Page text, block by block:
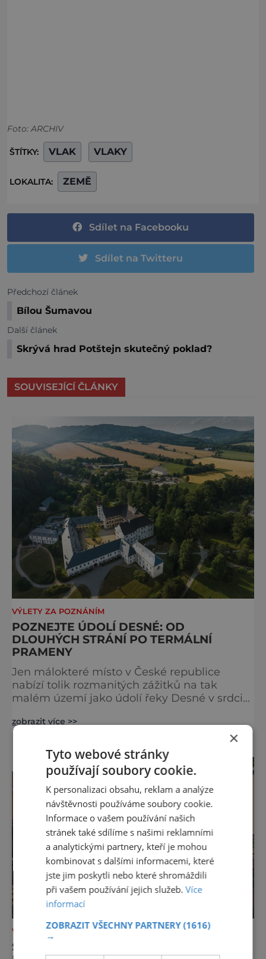
Foto: ARCHIV
ŠTÍTKY: VLAK VLAKY
LOKALITA: ZEMĚ
Sdílet na Facebooku
Sdílet na Twitteru
Předchozí článek
Bílou Šumavou
Další článek
Skrývá hrad Potštejn skutečný poklad?
SOUVISEJÍCÍ ČLÁNKY
VÝLETY ZA POZNÁNÍM
POZNEJTE ÚDOLÍ DESNÉ: OD
DLOUHÝCH STRÁNÍ PO TERMÁLNÍ
PRAMENY
Jen málokteré místo v České republice
nabízí tolik rozmanitých zážitků na tak
malém území jako údolí řeky Desné v srdci
nahlédnout do útrob jedné z
Evropě, vydat se na horské hřebeny, projet se
na koloběžce a den zakončit poznáváním
památek ve Velkých Losinách nebo v
termálním parku. [caption
id="attachment_92379" align="
zobrazit více >>
VÝLETY ZA POZNÁNÍM
SYNAGOGA, KTERÁ ZNOVU
×
Tyto webové stránky
používají soubory cookie.
K personalizaci obsahu, reklam a analýze
návštěvnosti používáme soubory cookie.
Informace o vašem používání našich
stránek také sdílíme s našimi reklamními
a analytickými partnery, kteří je mohou
kombinovat s dalšími informacemi, které
jste jim poskytli nebo které shromáždili
při vašem používání jejich služeb.Více
informací
ZOBRAZIT VŠECHNY PARTNERY(1616)
→